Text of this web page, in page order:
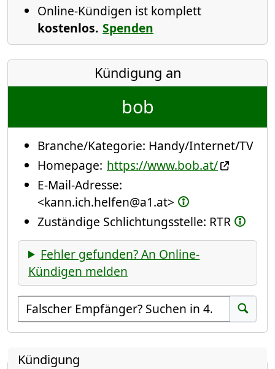
Online-Kündigen ist komplett
kostenlos. Spenden
Kündigung an
bob
Branche/Kategorie: Handy/Internet/TV
Homepage: https://www.bob.at/
E-Mail-Adresse:
<kann.ich.helfen@a1.at>
Zuständige Schlichtungsstelle: RTR
Fehler gefunden? An Online-
Kündigen melden
Empfänger suchen
Suchen
Kündigung